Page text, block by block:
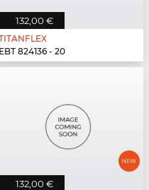
132,00 €
EBT 824136 - 20
132,00 €